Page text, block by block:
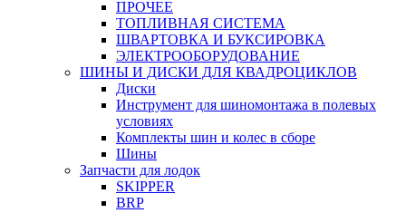
ПРОЧЕЕ
ТОПЛИВНАЯ СИСТЕМА
ШВАРТОВКА И БУКСИРОВКА
ЭЛЕКТРООБОРУДОВАНИЕ
ШИНЫ И ДИСКИ ДЛЯ КВАДРОЦИКЛОВ
Диски
Инструмент для шиномонтажа в полевых
условиях
Комплекты шин и колес в сборе
Шины
Запчасти для лодок
SKIPPER
BRP